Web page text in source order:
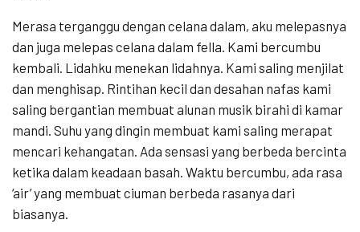
Merasa terganggu dengan celana dalam, aku melepasnya
dan juga melepas celana dalam fella. Kami bercumbu
kembali. Lidahku menekan lidahnya. Kami saling menjilat
dan menghisap. Rintihan kecil dan desahan nafas kami
saling bergantian membuat alunan musik birahi di kamar
mandi. Suhu yang dingin membuat kami saling merapat
mencari kehangatan. Ada sensasi yang berbeda bercinta
ketika dalam keadaan basah. Waktu bercumbu, ada rasa
‘air’ yang membuat ciuman berbeda rasanya dari
biasanya.